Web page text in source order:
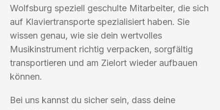
Wolfsburg speziell geschulte Mitarbeiter, die sich
auf Klaviertransporte spezialisiert haben. Sie
wissen genau, wie sie dein wertvolles
Musikinstrument richtig verpacken, sorgfältig
transportieren und am Zielort wieder aufbauen
können.
Bei uns kannst du sicher sein, dass deine